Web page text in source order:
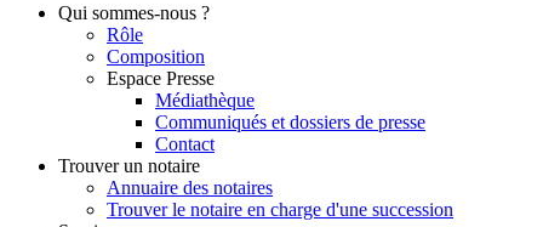
Qui sommes-nous ?
Rôle
Composition
Espace Presse
Médiathèque
Communiqués et dossiers de presse
Contact
Trouver un notaire
Annuaire des notaires
Trouver le notaire en charge d'une succession